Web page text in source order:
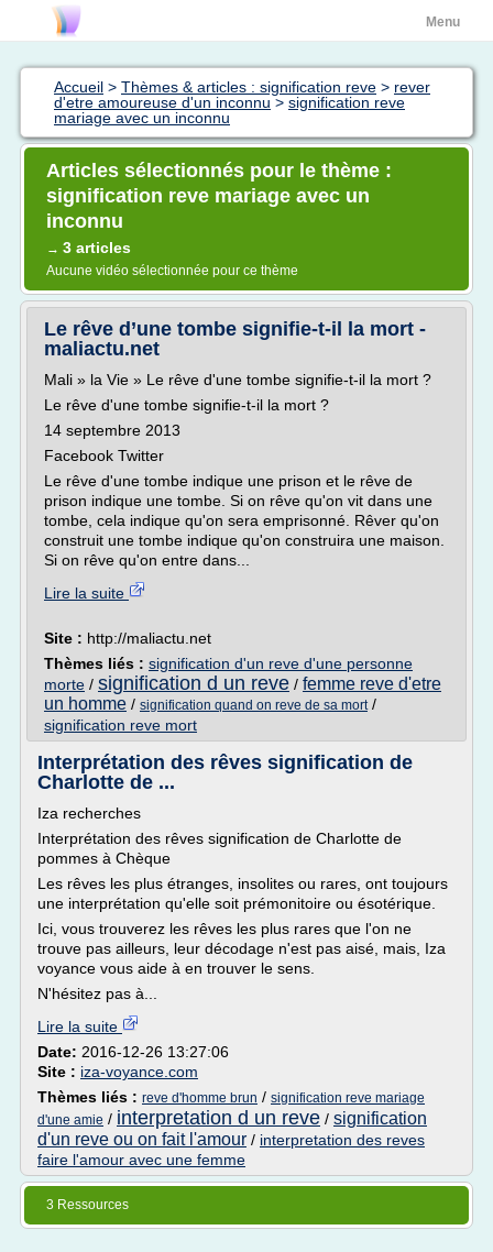
Menu
Accueil > Thèmes & articles : signification reve > rever
d'etre amoureuse d'un inconnu > signification reve
mariage avec un inconnu
Articles sélectionnés pour le thème :
signification reve mariage avec un
inconnu
→ 3 articles
Aucune vidéo sélectionnée pour ce thème
Le rêve d’une tombe signifie-t-il la mort -
maliactu.net
Mali » la Vie » Le rêve d'une tombe signifie-t-il la mort ?
Le rêve d'une tombe signifie-t-il la mort ?
14 septembre 2013
Facebook Twitter
Le rêve d'une tombe indique une prison et le rêve de
prison indique une tombe. Si on rêve qu'on vit dans une
tombe, cela indique qu'on sera emprisonné. Rêver qu'on
construit une tombe indique qu'on construira une maison.
Si on rêve qu'on entre dans...
Lire la suite
Site : http://maliactu.net
Thèmes liés : signification d'un reve d'une personne
morte / signification d un reve / femme reve d'etre
un homme / signification quand on reve de sa mort/
signification reve mort
Interprétation des rêves signification de
Charlotte de ...
Iza recherches
Interprétation des rêves signification de Charlotte de
pommes à Chèque
Les rêves les plus étranges, insolites ou rares, ont toujours
une interprétation qu'elle soit prémonitoire ou ésotérique.
Ici, vous trouverez les rêves les plus rares que l'on ne
trouve pas ailleurs, leur décodage n'est pas aisé, mais, Iza
voyance vous aide à en trouver le sens.
N'hésitez pas à...
Lire la suite
Date: 2016-12-26 13:27:06
Site : iza-voyance.com
Thèmes liés : reve d'homme brun / signification reve mariage
d'une amie / interpretation d un reve / signification
d'un reve ou on fait l'amour / interpretation des reves
faire l'amour avec une femme
3 Ressources